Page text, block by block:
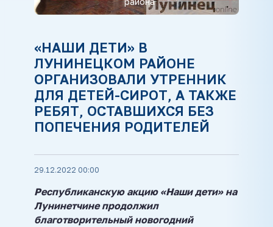
«НАШИ ДЕТИ» В
ЛУНИНЕЦКОМ РАЙОНЕ
ОРГАНИЗОВАЛИ УТРЕННИК
ДЛЯ ДЕТЕЙ-СИРОТ, А ТАКЖЕ
РЕБЯТ, ОСТАВШИХСЯ БЕЗ
ПОПЕЧЕНИЯ РОДИТЕЛЕЙ
29.12.2022 00:00
Республиканскую акцию «Наши дети» на
Лунинетчине продолжил
благотворительный новогодний